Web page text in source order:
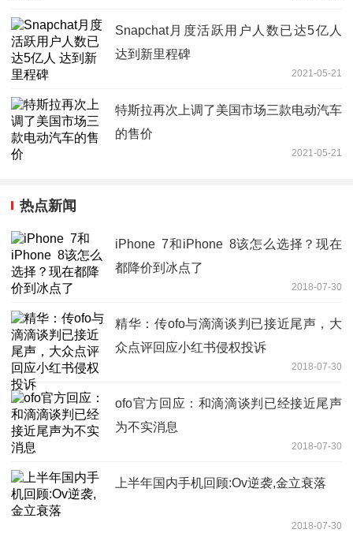
Snapchat月度活跃用户人数已达5亿人
达到新里程碑
2021-05-21
特斯拉再次上调了美国市场三款电动汽车
的售价
2021-05-21
热点新闻
iPhone 7和iPhone 8该怎么选择？现在
都降价到冰点了
2018-07-30
精华：传ofo与滴滴谈判已接近尾声，大
众点评回应小红书侵权投诉
2018-07-30
ofo官方回应：和滴滴谈判已经接近尾声
为不实消息
2018-07-30
上半年国内手机回顾:Ov逆袭,金立衰落
2018-07-30